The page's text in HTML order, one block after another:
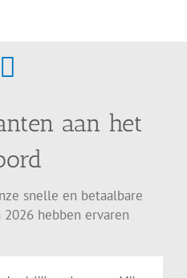
aan het
snelle en betaalbare
hebben ervaren